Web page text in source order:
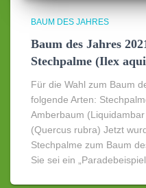
BAUM DES JAHRES
Baum des Jahres
Stechpalme (Ilex
Für die Wahl zum Baum
folgende Arten:
Amberbaum
(Quercus rubra) Jetzt
Stechpalme zum Baum
Sie sei ein „Paradebeispiel